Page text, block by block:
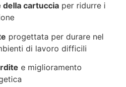
della cartuccia per ridurre i
progettata per durare nel
di lavoro difficili
e miglioramento